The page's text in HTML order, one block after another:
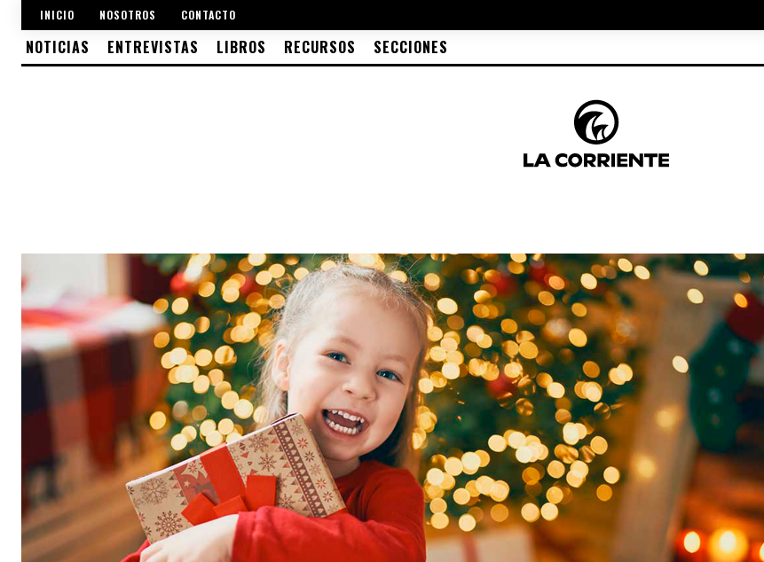
INICIO NOSOTROS CONTACTO
NOTICIAS ENTREVISTAS LIBROS RECURSOS SECCIONES